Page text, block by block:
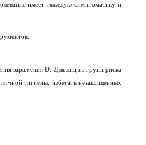
имеет тяжелую симптоматику и
заражения D. Для лиц из групп риска
гигиены, избегать незащищённых